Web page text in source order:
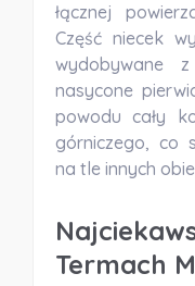
łącznej
Część niecek
wydobywane
nasycone
powodu cały
górniczego, co
na tle innych
Termach